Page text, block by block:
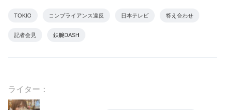
TOKIO コンプライアンス違反 日本テレビ 答え合わせ
記者会見 鉄腕DASH
ライター：